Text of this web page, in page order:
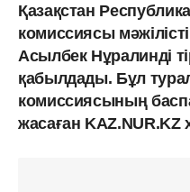
Қазақстан
комиссиясы
Асылбек Нұралинді
қабылдады. Бұл
комиссиясының
жасаған KAZ.NUR.KZ